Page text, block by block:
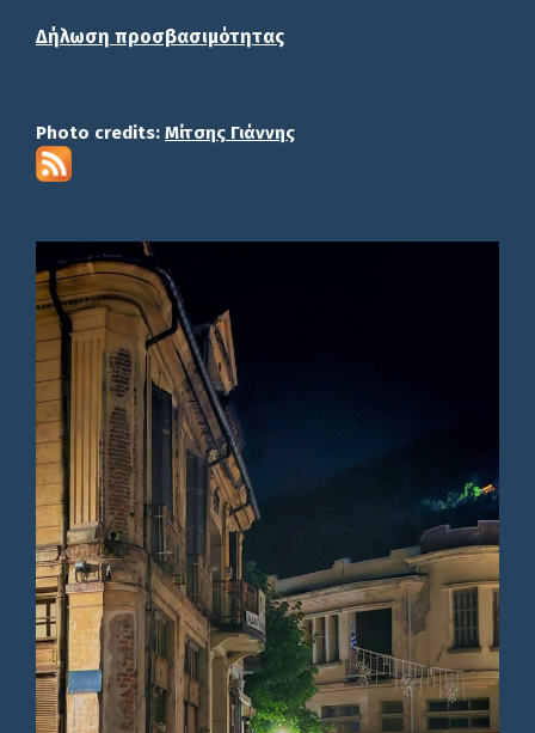
Δήλωση προσβασιμότητας
Photo credits: Μίτσης Γιάννης